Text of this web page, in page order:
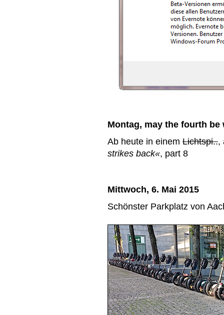
Montag, may the fourth be
Ab heute in einem Lichtspi..,
strikes back«, part 8
Mittwoch, 6. Mai 2015
Schönster Parkplatz von